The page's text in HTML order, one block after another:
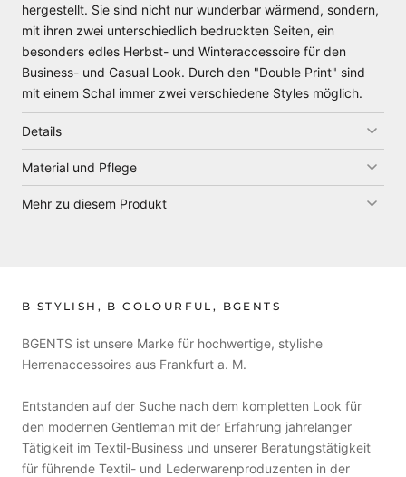
hergestellt.‎ Sie sind nicht nur wunderbar wärmend, sondern,
mit ihren zwei unterschiedlich bedruckten Seiten, ein
besonders edles Herbst- und Winteraccessoire für den
Business- und Casual Look. Durch den "Double Print" sind
mit einem Schal immer zwei verschiedene Styles möglich.
Details
Material und Pflege
Mehr zu diesem Produkt
B STYLISH, B COLOURFUL, BGENTS
BGENTS ist unsere Marke für hochwertige, stylishe
Herrenaccessoires aus Frankfurt a. M.
Entstanden auf der Suche nach dem kompletten Look für
den modernen Gentleman mit der Erfahrung jahrelanger
Tätigkeit im Textil-Business und unserer Beratungstätigkeit
für führende Textil- und Lederwarenproduzenten in der